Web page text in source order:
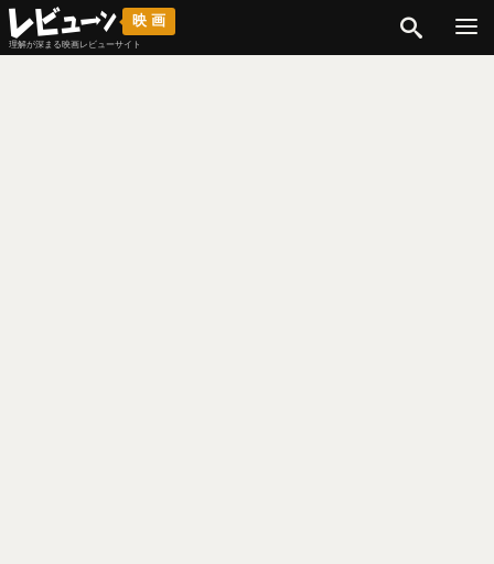
映画
理解が深まる映画レビューサイト